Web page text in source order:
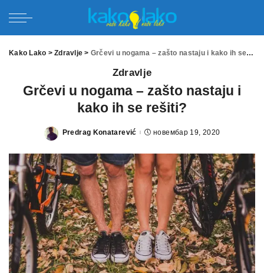
Kako Lako >Zdravlje > Grčevi u nogama – zašto nastaju i kako ih se rešiti?
Zdravlje
Grčevi u nogama – zašto nastaju i
kako ih se rešiti?
Posted
Predrag Konatarević новембар 19, 2020